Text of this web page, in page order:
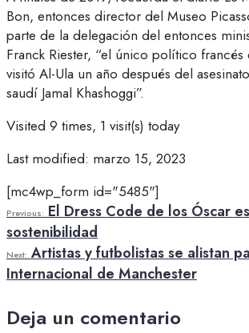
Bon, entonces director del Museo
parte de la delegación del entonces
Franck Riester, “el único político
visitó Al-Ula un año después del
saudí Jamal Khashoggi”.
Visited 9 times, 1 visit(s) today
Last modified: marzo 15, 2023
[mc4wp_form id="5485"]
Previous: El Dress Code de los Óscar
sostenibilidad
Next: Artistas y futbolistas se alistan
Internacional de Manchester
Deja un comentario